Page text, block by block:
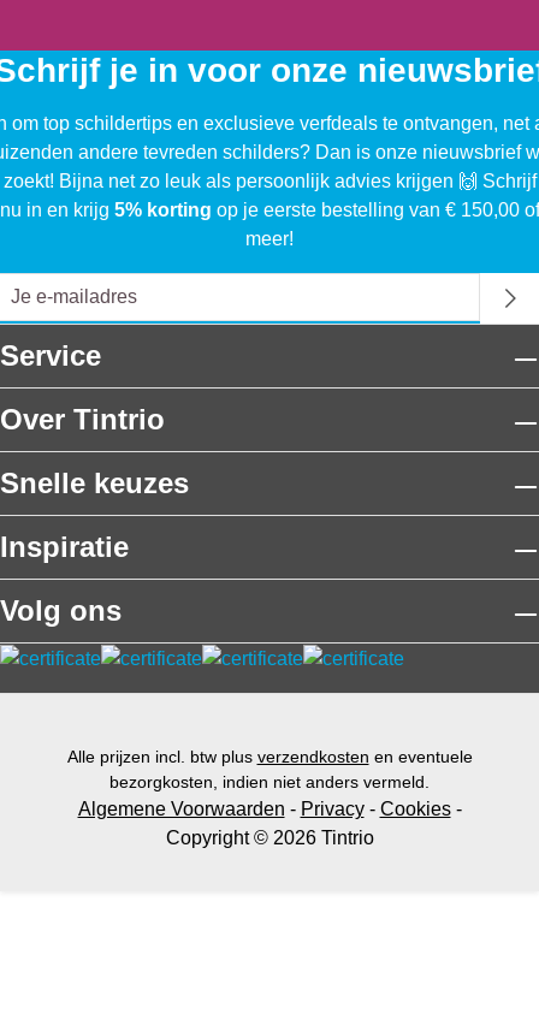
je in voor onze
om top schildertips en exclusieve verfdeals te ontvangen, net
andere tevreden schilders? Dan is onze nieuwsbrief
Bijna net zo leuk als persoonlijk advies krijgen 🙌
nu in en krijg 5% korting op je eerste bestelling van € 150,00 of
meer!
Service
Over Tintrio
Snelle keuzes
Inspiratie
Volg ons
Alle prijzen incl. btw plus verzendkosten en eventuele
bezorgkosten, indien niet anders vermeld.
Algemene Voorwaarden - Privacy- Cookies-
Copyright © 2026 Tintrio